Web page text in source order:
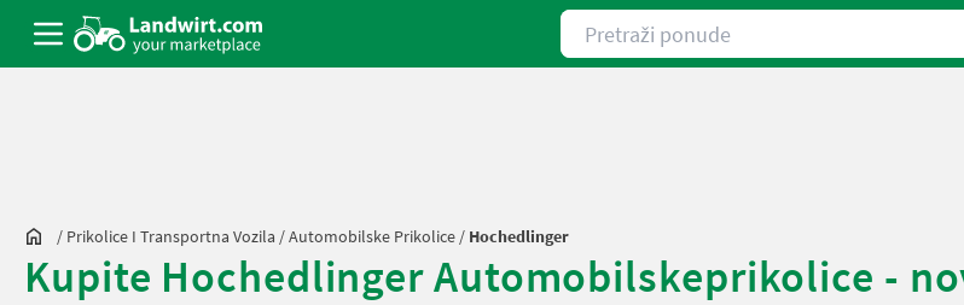
Pretraži ponude
/ Prikolice I Transportna Vozila /Automobilske Prikolice / Hochedlinger
Kupite Hochedlinger Automobilskeprikolice -